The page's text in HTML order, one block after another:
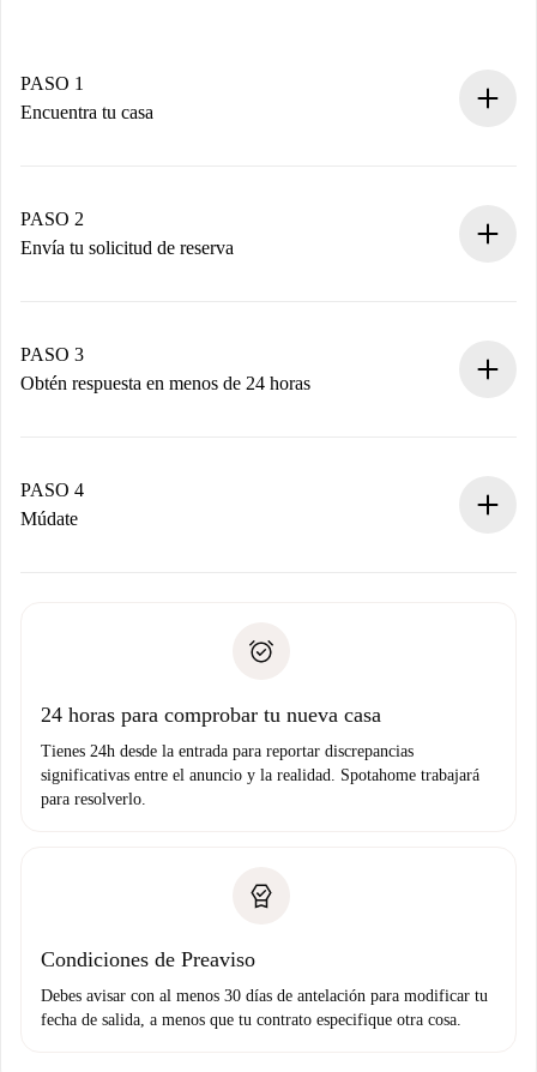
PASO 1
Encuentra tu casa
Tienes toda la información necesaria por adelantado.
PASO 2
Envía tu solicitud de reserva
propietario acepte.
PASO 3
Obtén respuesta en menos de 24 horas
contacto con el propietario.
Si es rechazada: No te haremos ningún cargo y te
Prueba de solvencia
PASO 4
Múdate
no nos comunicas ningún problema.
24 horas para comprobar tu nueva casa
Tienes 24h desde la entrada para reportar discrepancias
significativas entre el anuncio y la realidad. Spotahome trabajará
para resolverlo.
Condiciones de Preaviso
Debes avisar con al menos 30 días de antelación para modificar tu
fecha de salida, a menos que tu contrato especifique otra cosa.